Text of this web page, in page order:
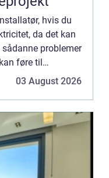
hvis du
da det kan
problemer
føre til
b...
03 August 2026